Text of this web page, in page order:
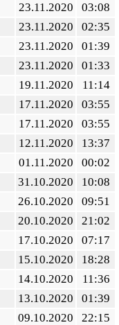
23.11.2020
03:08
23.11.2020
02:35
23.11.2020
01:39
23.11.2020
01:33
19.11.2020
11:14
17.11.2020
03:55
17.11.2020
03:55
12.11.2020
13:37
01.11.2020
00:02
31.10.2020
10:08
26.10.2020
09:51
20.10.2020
21:02
17.10.2020
07:17
15.10.2020
18:28
14.10.2020
11:36
13.10.2020
01:39
09.10.2020
22:15